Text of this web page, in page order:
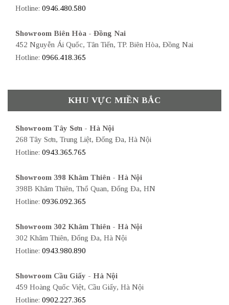
Hotline: 0946.480.580
Showroom Biên Hòa - Đồng Nai
452 Nguyễn Ái Quốc, Tân Tiến, TP. Biên Hòa, Đồng Nai
Hotline: 0966.418.365
KHU VỰC MIỀN BẮC
Showroom Tây Sơn - Hà Nội
268 Tây Sơn, Trung Liệt, Đống Đa, Hà Nội
Hotline: 0943.365.765
Showroom 398 Khâm Thiên - Hà Nội
398B Khâm Thiên, Thổ Quan, Đống Đa, HN
Hotline: 0936.092.365
Showroom 302 Khâm Thiên - Hà Nội
302 Khâm Thiên, Đống Đa, Hà Nội
Hotline: 0943.980.890
Showroom Cầu Giấy - Hà Nội
459 Hoàng Quốc Việt, Cầu Giấy, Hà Nội
Hotline: 0902.227.365